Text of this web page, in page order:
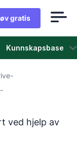
gratis
Kunnskapsbase
ved hjelp av et
ved hjelp av